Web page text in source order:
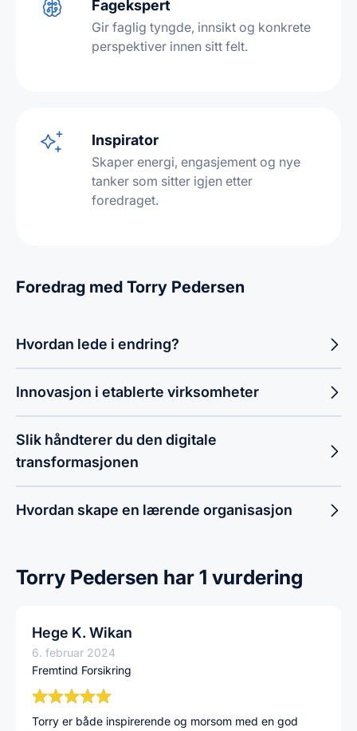
Fagekspert
Gir faglig tyngde, innsikt og konkrete
perspektiver innen sitt felt.
Inspirator
Skaper energi, engasjement og nye
tanker som sitter igjen etter
foredraget.
Foredrag med Torry Pedersen
Hvordan lede i endring?
Innovasjon i etablerte virksomheter
Slik håndterer du den digitale
transformasjonen
Hvordan skape en lærende organisasjon
Torry Pedersen har 1 vurdering
Hege K. Wikan
6. februar 2024
Fremtind Forsikring
Torry er både inspirerende og morsom med en god